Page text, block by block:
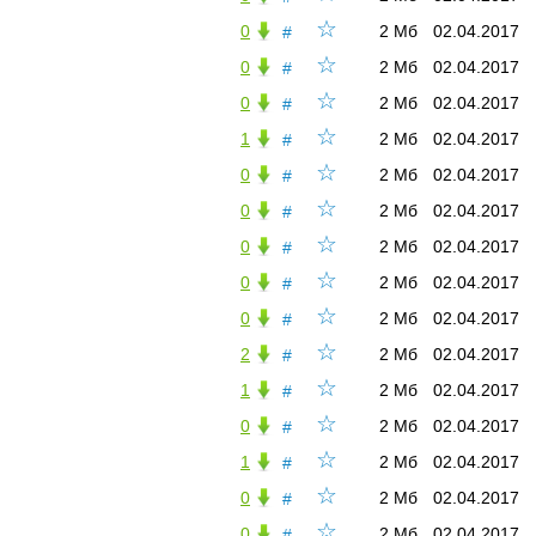
☆
# 02.04.2017
2 Мб
0
☆
# 02.04.2017
2 Мб
0
☆
# 02.04.2017
2 Мб
0
☆
# 02.04.2017
2 Мб
1
☆
# 02.04.2017
2 Мб
0
☆
# 02.04.2017
2 Мб
0
☆
# 02.04.2017
2 Мб
0
☆
# 02.04.2017
2 Мб
0
☆
# 02.04.2017
2 Мб
0
☆
# 02.04.2017
2 Мб
2
☆
# 02.04.2017
2 Мб
1
☆
# 02.04.2017
2 Мб
0
☆
# 02.04.2017
2 Мб
1
☆
# 02.04.2017
2 Мб
0